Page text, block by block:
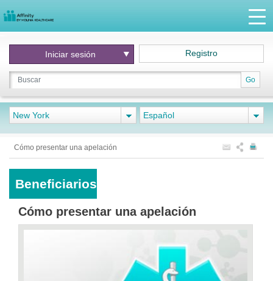
Go
Iniciar sesión Registro
New York Español
Cómo presentar una apelación
Beneficiarios
Cómo presentar una apelación